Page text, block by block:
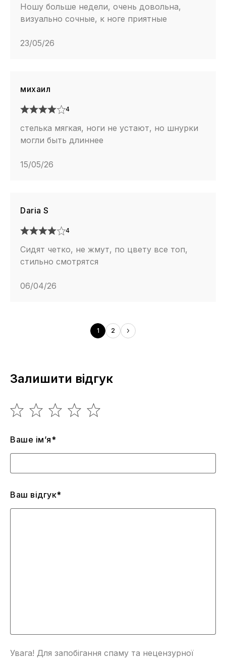
Ношу больше недели, очень довольна,
визуально сочные, к ноге приятные
23/05/26
михаил
4
стелька мягкая, ноги не устают, но шнурки
могли быть длиннее
15/05/26
Daria S
4
Сидят четко, не жмут, по цвету все топ,
стильно смотрятся
06/04/26
1 2
Залишити відгук
Ваше ім’я*
Ваш відгук*
Увага! Для запобігання спаму та нецензурної